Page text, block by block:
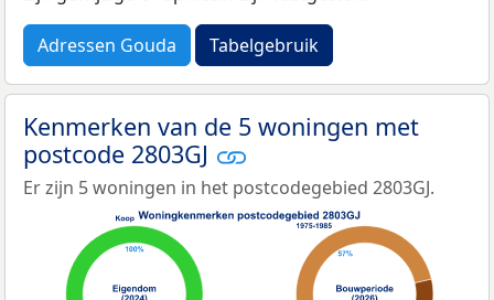
Adressen Gouda Tabelgebruik
Kenmerken van de 5 woningen met
postcode 2803GJ
Er zijn 5 woningen in het postcodegebied 2803GJ.